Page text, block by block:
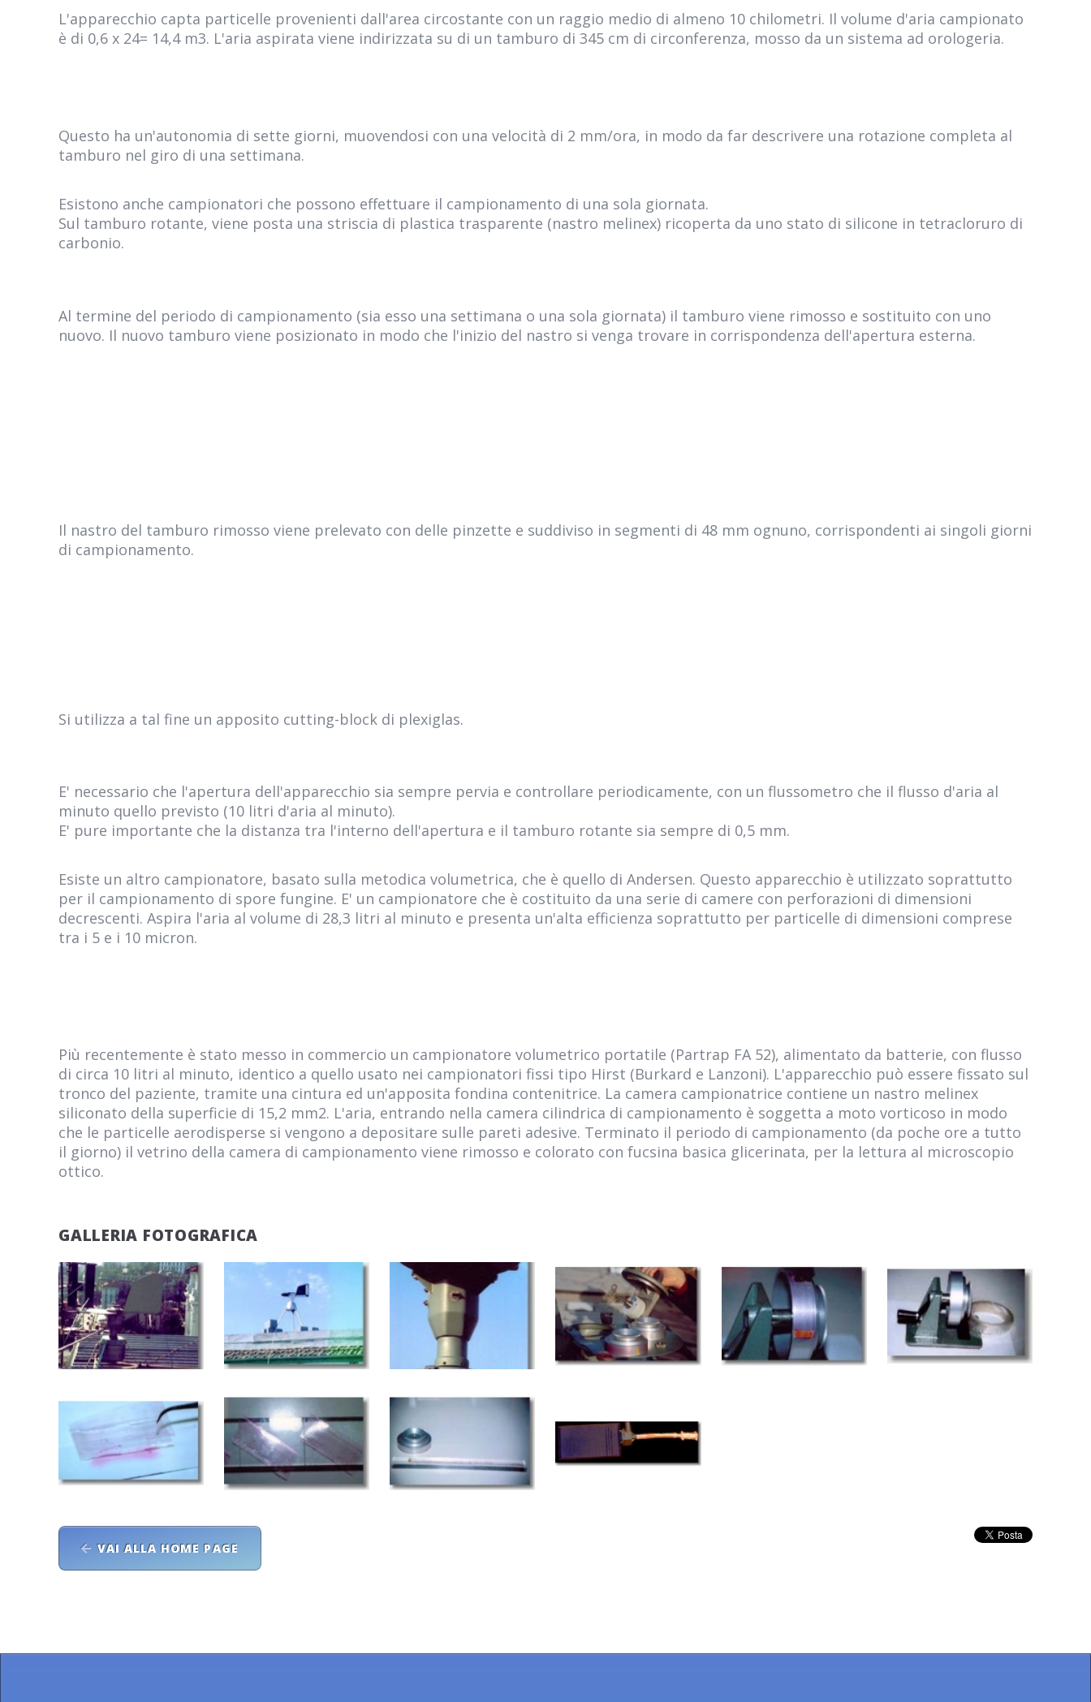
L'apparecchio capta particelle provenienti dall'area circostante con un raggio medio di almeno 10 chilometri. Il volume d'aria campionato
è di 0,6 x 24= 14,4 m3. L'aria aspirata viene indirizzata su di un tamburo di 345 cm di circonferenza, mosso da un sistema ad orologeria.
Questo ha un'autonomia di sette giorni, muovendosi con una velocità di 2 mm/ora, in modo da far descrivere una rotazione completa al
tamburo nel giro di una settimana.
Esistono anche campionatori che possono effettuare il campionamento di una sola giornata.
Sul tamburo rotante, viene posta una striscia di plastica trasparente (nastro melinex) ricoperta da uno stato di silicone in tetracloruro di
carbonio.
Al termine del periodo di campionamento (sia esso una settimana o una sola giornata) il tamburo viene rimosso e sostituito con uno
nuovo. Il nuovo tamburo viene posizionato in modo che l'inizio del nastro si venga trovare in corrispondenza dell'apertura esterna.
Il nastro del tamburo rimosso viene prelevato con delle pinzette e suddiviso in segmenti di 48 mm ognuno, corrispondenti ai singoli giorni
di campionamento.
Si utilizza a tal fine un apposito cutting-block di plexiglas.
E' necessario che l'apertura dell'apparecchio sia sempre pervia e controllare periodicamente, con un flussometro che il flusso d'aria al
minuto quello previsto (10 litri d'aria al minuto).
E' pure importante che la distanza tra l'interno dell'apertura e il tamburo rotante sia sempre di 0,5 mm.
Esiste un altro campionatore, basato sulla metodica volumetrica, che è quello di Andersen. Questo apparecchio è utilizzato soprattutto
per il campionamento di spore fungine. E' un campionatore che è costituito da una serie di camere con perforazioni di dimensioni
decrescenti. Aspira l'aria al volume di 28,3 litri al minuto e presenta un'alta efficienza soprattutto per particelle di dimensioni comprese
tra i 5 e i 10 micron.
Più recentemente è stato messo in commercio un campionatore volumetrico portatile (Partrap FA 52), alimentato da batterie, con flusso
di circa 10 litri al minuto, identico a quello usato nei campionatori fissi tipo Hirst (Burkard e Lanzoni). L'apparecchio può essere fissato sul
tronco del paziente, tramite una cintura ed un'apposita fondina contenitrice. La camera campionatrice contiene un nastro melinex
siliconato della superficie di 15,2 mm2. L'aria, entrando nella camera cilindrica di campionamento è soggetta a moto vorticoso in modo
che le particelle aerodisperse si vengono a depositare sulle pareti adesive. Terminato il periodo di campionamento (da poche ore a tutto
il giorno) il vetrino della camera di campionamento viene rimosso e colorato con fucsina basica glicerinata, per la lettura al microscopio
ottico.
GALLERIA FOTOGRAFICA
VAI ALLA HOME PAGE